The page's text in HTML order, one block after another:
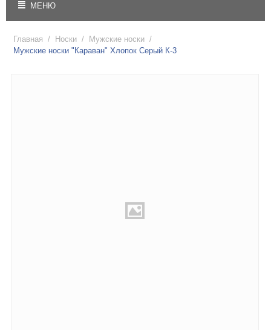
МЕНЮ
Главная / Носки / Мужские носки /
Мужские носки "Караван" Хлопок Серый К-3